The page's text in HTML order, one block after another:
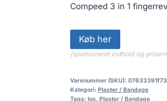
var:
74.95 kr..
Compeed 3 in 1
Køb her
(sponsoreret indhold og
Varenummer (SKU):
Kategori: Plaster / Bandage
Tags: los, Plaster / Bandage